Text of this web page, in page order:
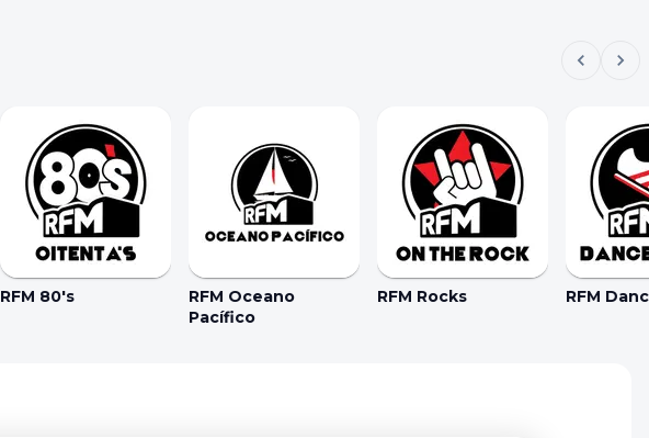
RFM 80's
RFM Oceano
Pacífico
RFM Rocks RFM